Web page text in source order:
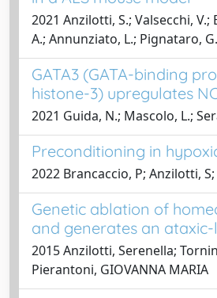
2021 Anzilotti, S.; Valsecchi, V.;
A.; Annunziato, L.; Pignataro, G.
GATA3 (GATA-binding
histone-3) upregulates
2021 Guida, N.; Mascolo, L.;
Preconditioning in
2022 Brancaccio, P; Anzilotti,
Genetic ablation of
and generates an
2015 Anzilotti, Serenella;
Pierantoni, GIOVANNA MARIA